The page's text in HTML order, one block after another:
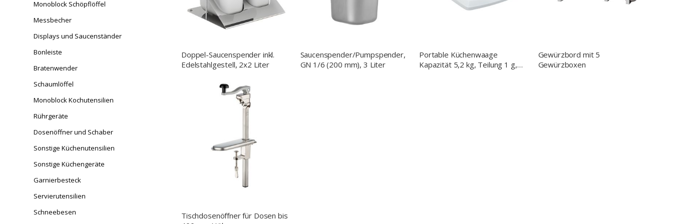
Doppel-Saucenspender inkl.
Edelstahlgestell, 2x2 Liter
Saucenspender/Pumpspender,
GN 1/6 (200 mm), 3 Liter
Portable Küchenwaage
Kapazität 5,2 kg, Teilung 1 g,
Gewürzbord mit 5
Gewürzboxen
Tischdosenöffner für Dosen bis
Monoblock Schöpflöffel
Messbecher
Displays und Saucenständer
Bonleiste
Bratenwender
Schaumlöffel
Monoblock Kochutensilien
Rührgeräte
Dosenöffner und Schaber
Sonstige Küchenutensilien
Sonstige Küchengeräte
Garnierbesteck
Servierutensilien
Schneebesen